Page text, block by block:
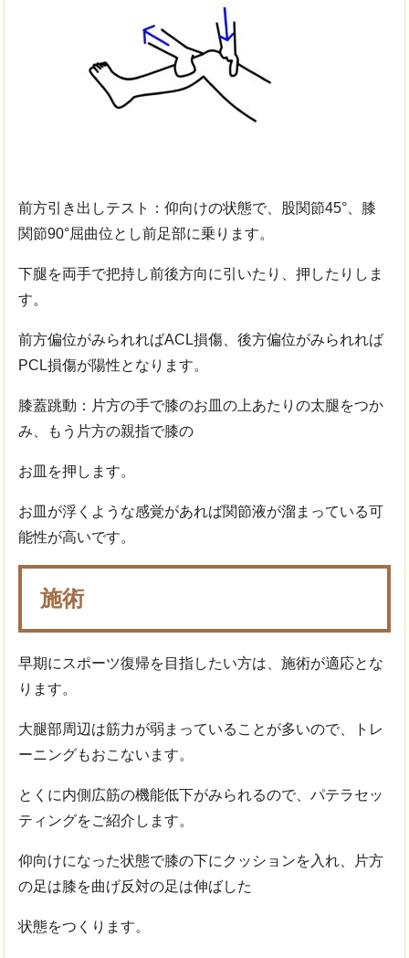
前方引き出しテスト：仰向けの状態で、股関節45°、膝
関節90°屈曲位とし前足部に乗ります。
下腿を両手で把持し前後方向に引いたり、押したりしま
す。
前方偏位がみられればACL損傷、後方偏位がみられれば
PCL損傷が陽性となります。
膝蓋跳動：片方の手で膝のお皿の上あたりの太腿をつか
み、もう片方の親指で膝の
お皿を押します。
お皿が浮くような感覚があれば関節液が溜まっている可
能性が高いです。
施術
早期にスポーツ復帰を目指したい方は、施術が適応とな
ります。
大腿部周辺は筋力が弱まっていることが多いので、トレ
ーニングもおこないます。
とくに内側広筋の機能低下がみられるので、パテラセッ
ティングをご紹介します。
仰向けになった状態で膝の下にクッションを入れ、片方
の足は膝を曲げ反対の足は伸ばした
状態をつくります。